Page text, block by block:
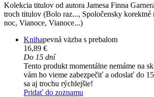
Kolekcia titulov od autora Jamesa Finna
troch titulov (Bolo raz..., Spoločensky korektné
noc, Vianoce, Vianoce...)
Knihapevná väzba s prebalom
16,89 €
Do 15 dní
Tento produkt momentálne nemáme na
vám ho vieme zabezpečiť a odoslať do
sa aj trochu rýchlejšie!
Pridať do zoznamu